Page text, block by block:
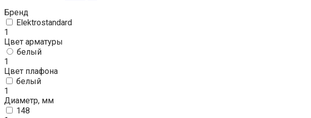
Бренд
Elektrostandard
1
Цвет арматуры
белый
1
Цвет плафона
белый
1
Диаметр, мм
148